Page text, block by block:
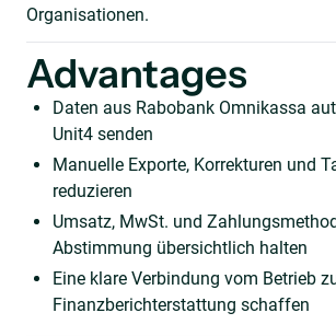
Organisationen.
Advantages
Daten aus Rabobank Omnikassa
Unit4 senden
Manuelle Exporte, Korrekturen und
reduzieren
Umsatz, MwSt. und
Abstimmung übersichtlich halten
Eine klare Verbindung vom Betrieb
Finanzberichterstattung schaffen